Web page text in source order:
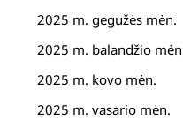
2025 m. gegužės mėn.
2025 m. balandžio
2025 m. kovo mėn.
2025 m. vasario mėn.